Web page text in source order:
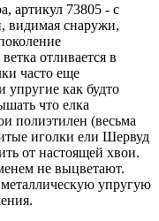
артикул 73805 - с
видимая снаружи,
отливается в
часто еще
как будто
что елка
полиэтилен (весьма
иголки ели Шервуд
от настоящей хвои.
не выцветают.
упругую